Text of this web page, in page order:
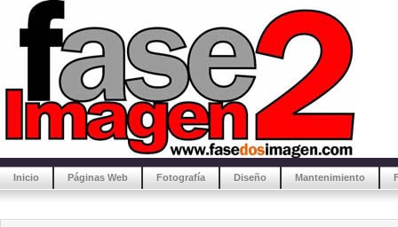
Inicio Páginas Web Fotografía Diseño Mantenimiento